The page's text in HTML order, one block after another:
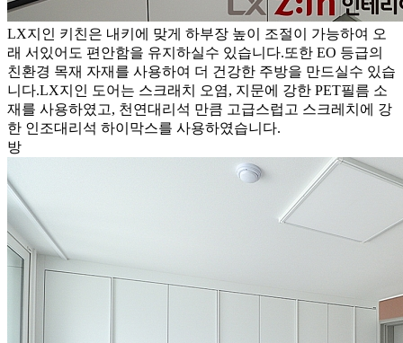
LX지인 키친은 내키에 맞게 하부장 높이 조절이 가능하여 오
래 서있어도 편안함을 유지하실수 있습니다.또한 EO 등급의
친환경 목재 자재를 사용하여 더 건강한 주방을 만드실수 있습
니다.LX지인 도어는 스크래치 오염, 지문에 강한 PET필름 소
재를 사용하였고, 천연대리석 만큼 고급스럽고 스크레치에 강
한 인조대리석 하이막스를 사용하였습니다.
방